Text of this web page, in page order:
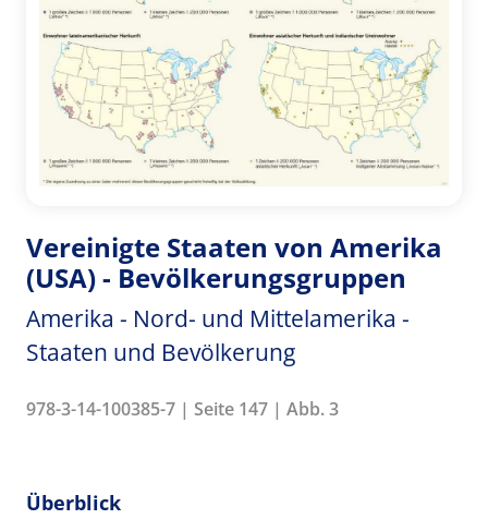
Vereinigte Staaten von Amerika
(USA) - Bevölkerungsgruppen
Amerika - Nord- und Mittelamerika -
Staaten und Bevölkerung
978-3-14-100385-7 | Seite 147 | Abb. 3
Überblick